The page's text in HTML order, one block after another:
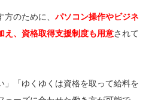
のために、 パソコン操作やビジネ
、 資格取得支援制度も用意されて
」「ゆくゆくは資格を取って給料を